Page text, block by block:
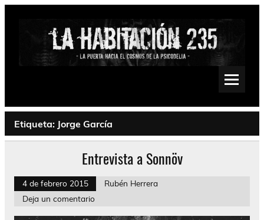
Saltar
Psychedelic, Stoner, Doom, Sludge, Fuzz, Space, Drone
Etiqueta: Jorge García
Entrevista a Sonnöv
4 de febrero 2015
Rubén Herrera
Deja un comentario